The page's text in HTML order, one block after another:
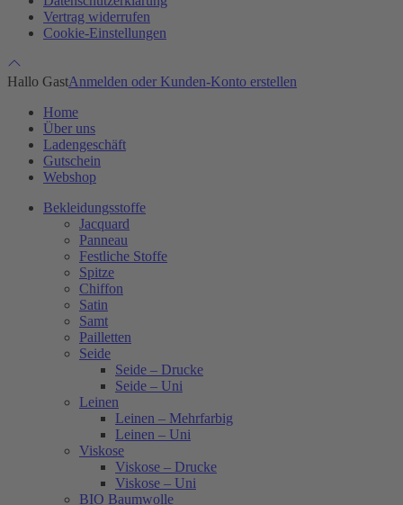
Vertrag widerrufen
Cookie-Einstellungen
Hallo GastAnmelden oder Kunden-Konto erstellen
Home
Über uns
Ladengeschäft
Gutschein
Webshop
Bekleidungsstoffe
Jacquard
Panneau
Festliche Stoffe
Spitze
Chiffon
Satin
Samt
Pailletten
Seide
Seide – Drucke
Seide – Uni
Leinen
Leinen – Mehrfarbig
Leinen – Uni
Viskose
Viskose – Drucke
Viskose – Uni
BIO Baumwolle